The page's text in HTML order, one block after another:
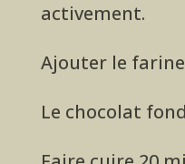
activement.
Ajouter le
Le chocolat